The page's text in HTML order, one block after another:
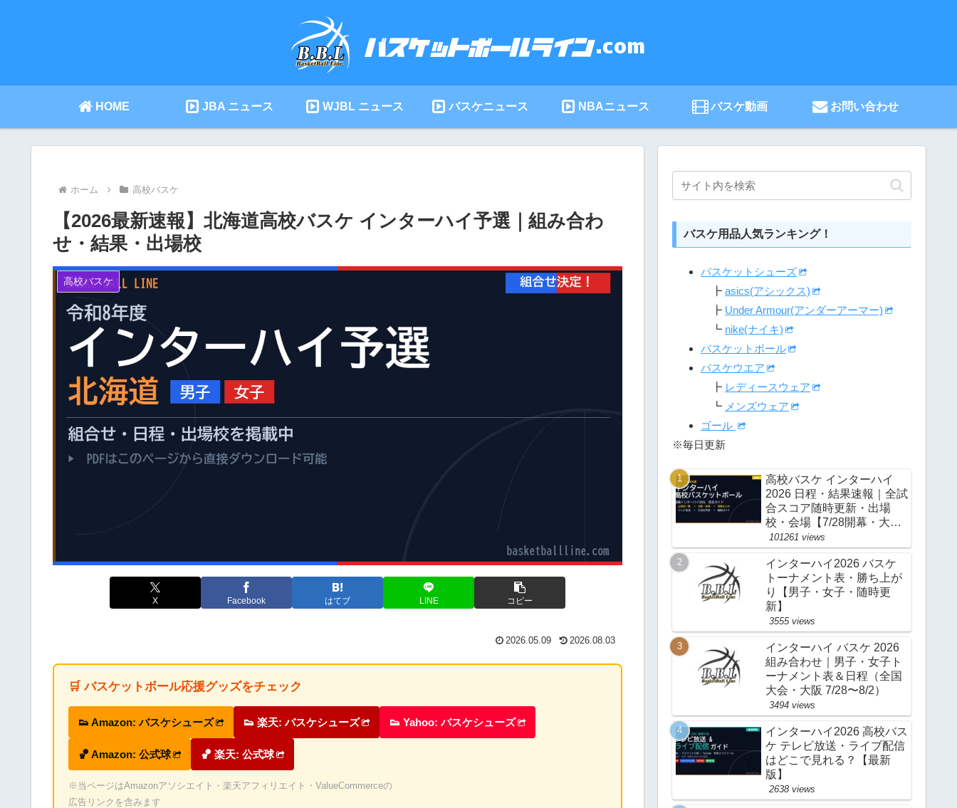
HOME JBA ニュース WJBL ニュース バスケニュース NBAニュース バスケ動画 お問い合わせ
ホーム 高校バスケ
【2026最新速報】北海道高校バスケ インターハイ予選｜組み合わ
せ・結果・出場校
高校バスケ
X Facebook はてブ LINE コピー
2026.05.09 2026.08.03
🛒 バスケットボール応援グッズをチェック
👟 Amazon: バスケシューズ 👟 楽天: バスケシューズ 👟 Yahoo: バスケシューズ
🏀 Amazon: 公式球 🏀 楽天: 公式球
※当ページはAmazonアソシエイト・楽天アフィリエイト・ValueCommerceの
広告リンクを含みます
バスケ用品人気ランキング！
バスケットシューズ
┣ asics(アシックス)
┣ Under Armour(アンダーアーマー)
┗ nike(ナイキ)
バスケットボール
バスケウエア
┣ レディースウェア
┗ メンズウェア
ゴール
※毎日更新
高校バスケ インターハイ
2026 日程・結果速報｜全試
合スコア随時更新・出場
校・会場【7/28開幕・大
阪】
101261 views
インターハイ2026 バスケ
トーナメント表・勝ち上が
り【男子・女子・随時更
新】
3555 views
インターハイ バスケ 2026
組み合わせ｜男子・女子ト
ーナメント表＆日程（全国
大会・大阪 7/28〜8/2）
3494 views
インターハイ2026 高校バス
ケ テレビ放送・ライブ配信
はどこで見れる？【最新
版】
2638 views